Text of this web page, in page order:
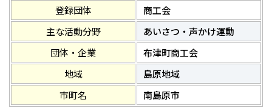
登録団体
商工会
主な活動分野
あいさつ・声かけ運動
団体・企業
布津町商工会
地域
島原地域
市町名
南島原市